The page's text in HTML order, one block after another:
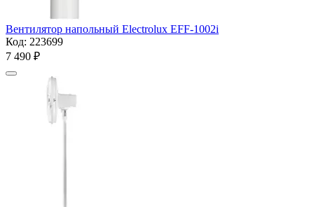
Вентилятор напольный Electrolux EFF-1002i
Код: 223699
7 490 ₽